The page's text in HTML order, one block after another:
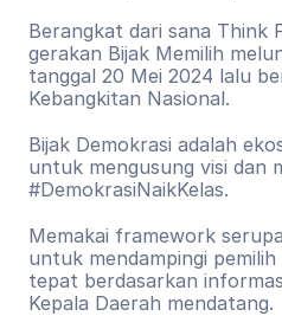
Berangkat dari sana Think
gerakan Bijak Memilih
tanggal 20 Mei 2024 lalu
Kebangkitan Nasional.
Bijak Demokrasi adalah
untuk mengusung visi dan
#DemokrasiNaikKelas.
Memakai framework
untuk mendampingi
tepat berdasarkan
Kepala Daerah mendatang.